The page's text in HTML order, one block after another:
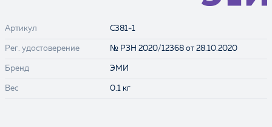
Артикул C381-1
Рег. удостоверение № РЗН 2020/12368 от 28.10.2020
Бренд ЭМИ
Вес 0.1 кг